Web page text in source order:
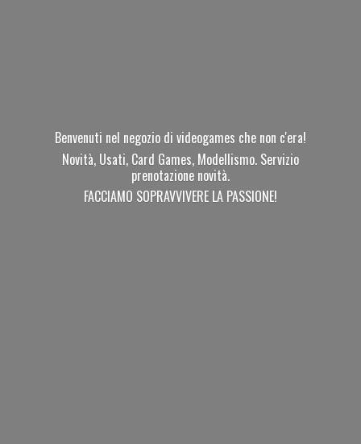
Benvenuti nel negozio di videogames che non c'era!
Novità, Usati, Card Games, Modellismo. Servizio
prenotazione novità.
FACCIAMO SOPRAVVIVERE LA PASSIONE!